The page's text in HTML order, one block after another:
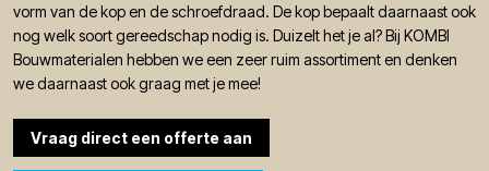
vorm van de kop en de schroefdraad. De kop bepaalt daarnaast ook
nog welk soort gereedschap nodig is. Duizelt het je al? Bij KOMBI
Bouwmaterialen hebben we een zeer ruim assortiment en denken
we daarnaast ook graag met je mee!
Vraag direct een offerte aan